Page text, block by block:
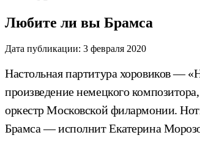
Любите ли вы Брамса
Дата публикации: 3 февраля 2020
Настольная партитура хоровиков —
произведение немецкого
оркестр Московской филармонии.
Брамса — исполнит Екатерина